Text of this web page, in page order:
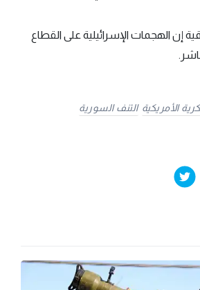
إن الهجمات الإسرائيلية على القطاع
الأمريكية التنف السورية